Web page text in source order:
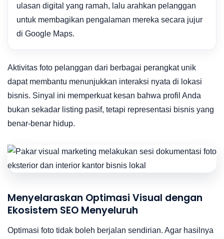
ulasan digital yang ramah, lalu arahkan pelanggan
untuk membagikan pengalaman mereka secara jujur
di Google Maps.
Aktivitas foto pelanggan dari berbagai perangkat unik
dapat membantu menunjukkan interaksi nyata di lokasi
bisnis. Sinyal ini memperkuat kesan bahwa profil Anda
bukan sekadar listing pasif, tetapi representasi bisnis yang
benar-benar hidup.
Menyelaraskan Optimasi Visual dengan
Ekosistem SEO Menyeluruh
Optimasi foto tidak boleh berjalan sendirian. Agar hasilnya